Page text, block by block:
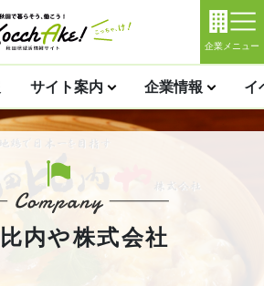
企業メニュー
サイト案内 企業情報 イ
内や株式会社